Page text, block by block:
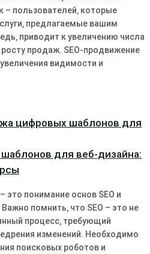
– пользователей‚ которые
предлагаемые вашим
приводит к увеличению числа
продаж․ SEO-продвижение
видимости и
цифровых шаблонов для
для веб-дизайна:
это понимание основ SEO и
Важно помнить‚ что SEO – это не
процесс‚ требующий
изменений․ Необходимо
поисковых роботов и